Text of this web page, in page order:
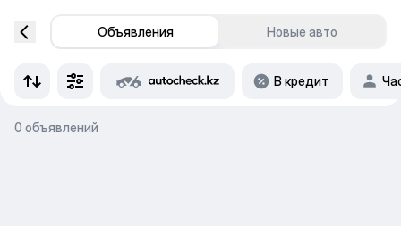
Объявления Новые авто
В кредит
0 объявлений